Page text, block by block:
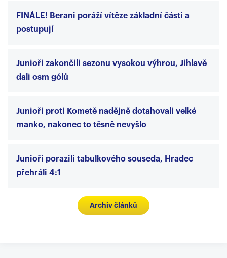
FINÁLE! Berani poráží vítěze základní části a
postupují
Junioři zakončili sezonu vysokou výhrou, Jihlavě
dali osm gólů
Junioři proti Kometě nadějně dotahovali velké
manko, nakonec to těsně nevyšlo
Junioři porazili tabulkového souseda, Hradec
přehráli 4:1
Archiv článků